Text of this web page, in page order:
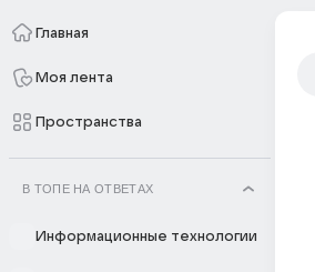
Главная
Моя лента
Пространства
В ТОПЕ НА ОТВЕТАХ
Информационные технологии